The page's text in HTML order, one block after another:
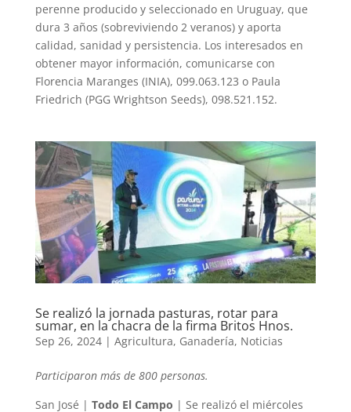
perenne producido y seleccionado en Uruguay, que
dura 3 años (sobreviviendo 2 veranos) y aporta
calidad, sanidad y persistencia. Los interesados en
obtener mayor información, comunicarse con
Florencia Maranges (INIA), 099.063.123 o Paula
Friedrich (PGG Wrightson Seeds), 098.521.152.
Se realizó la jornada pasturas, rotar para
sumar, en la chacra de la firma Britos Hnos.
Sep 26, 2024| Agricultura, Ganadería, Noticias
Participaron más de 800 personas.
San José | Todo El Campo | Se realizó el miércoles